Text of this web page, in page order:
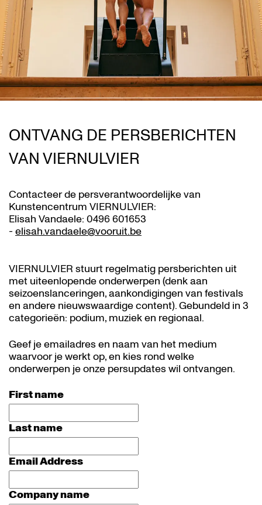
ONTVANG DE PERSBERICHTEN
VAN VIERNULVIER
Contacteer de persverantwoordelijke van
Kunstencentrum VIERNULVIER:
Elisah Vandaele: 0496 601653
- elisah.vandaele@vooruit.be
VIERNULVIER stuurt regelmatig persberichten uit
met uiteenlopende onderwerpen (denk aan
seizoenslanceringen, aankondigingen van festivals
en andere nieuwswaardige content). Gebundeld in 3
categorieën: podium, muziek en regionaal.
Geef je emailadres en naam van het medium
waarvoor je werkt op, en kies rond welke
onderwerpen je onze persupdates wil ontvangen.
First name
Last name
Email Address
Company name